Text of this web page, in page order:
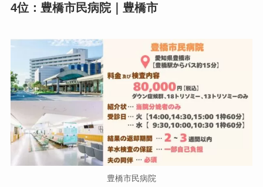
4位：豊橋市民病院｜豊橋市
豊橋市民病院